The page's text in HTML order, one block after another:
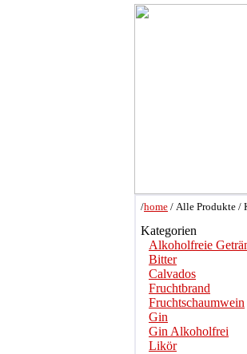
/home / Alle Produkte /
Kategorien
Alkoholfreie
Bitter
Calvados
Fruchtbrand
Fruchtschaumwein
Gin
Gin Alkoholfrei
Likör